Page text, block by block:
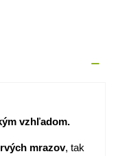
vzhľadom.
mrazov, tak